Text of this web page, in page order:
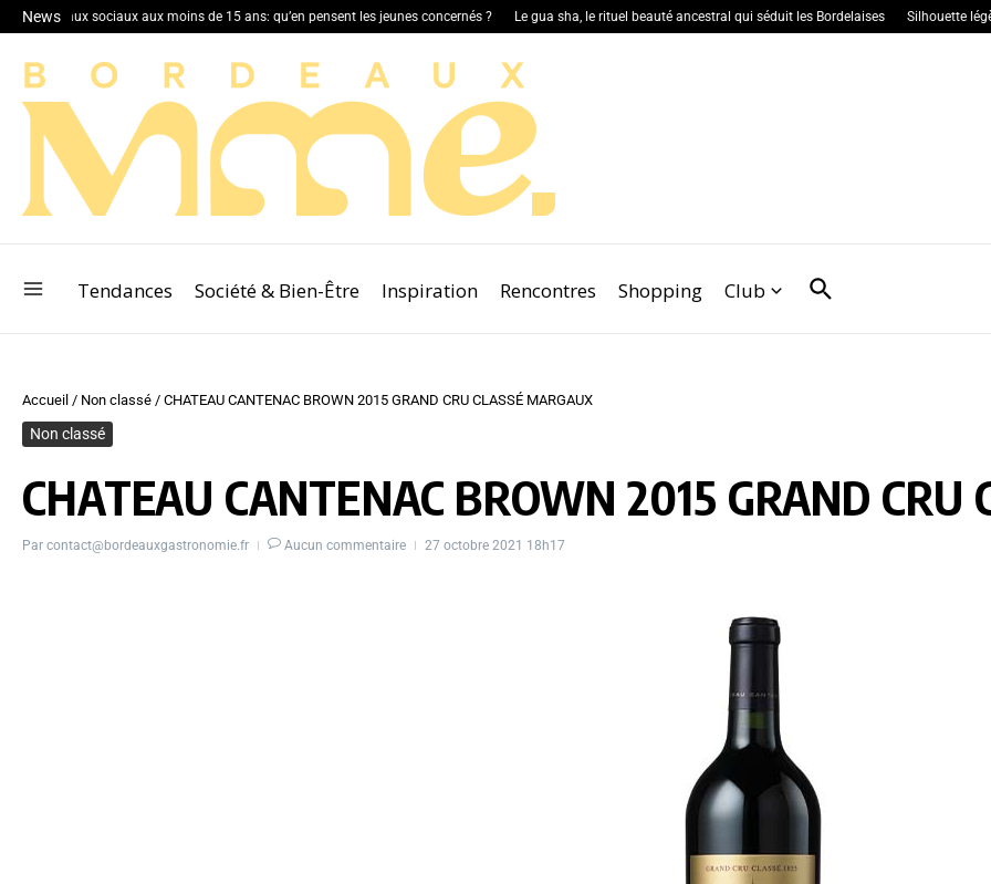
News
réseaux sociaux aux moins de 15 ans: qu’en pensent les jeunes concernés ? Le gua sha, le rituel beauté ancestral qui séduit les Bordelaises Silhouette légère
Tendances Société & Bien-Être Inspiration Rencontres Shopping Club
Accueil / Non classé / CHATEAU CANTENAC BROWN 2015 GRAND CRU CLASSÉ MARGAUX
Non classé
CHATEAU CANTENAC BROWN 2015 GRAND CRU
Par contact@bordeauxgastronomie.fr Aucun commentaire 27 octobre 2021 18h17